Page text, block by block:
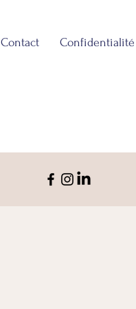
Contact Confidentialité